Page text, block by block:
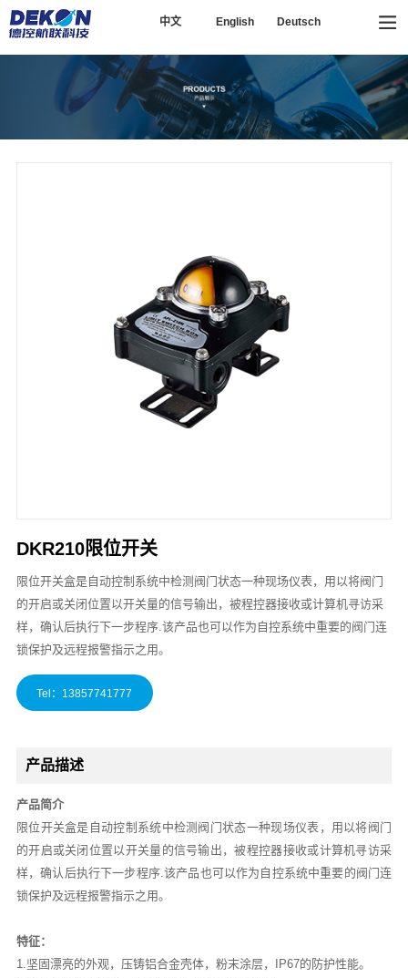
13857741777
中文 English Deutsch
DKR210限位开关
限位开关盒是自动控制系统中检测阀门状态一种现场仪表，用以将阀门
的开启或关闭位置以开关量的信号输出，被程控器接收或计算机寻访采
样，确认后执行下一步程序.该产品也可以作为自控系统中重要的阀门连
锁保护及远程报警指示之用。
产品描述
产品简介
限位开关盒是自动控制系统中检测阀门状态一种现场仪表，用以将阀门
的开启或关闭位置以开关量的信号输出，被程控器接收或计算机寻访采
样，确认后执行下一步程序.该产品也可以作为自控系统中重要的阀门连
锁保护及远程报警指示之用。
特征：
1.坚固漂亮的外观，压铸铝合金壳体，粉末涂层，IP67的防护性能。